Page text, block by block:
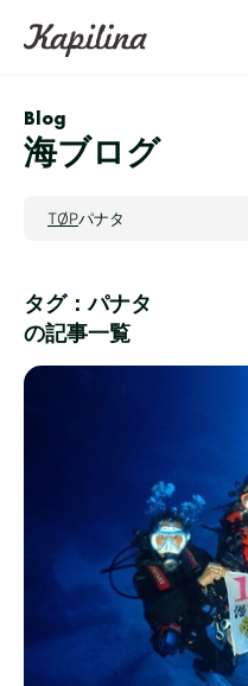
Blog
海ブログ
TOPパナタ
タグ：パナタ
の記事一覧